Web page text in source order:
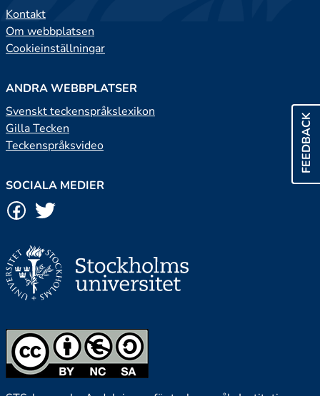
FEEDBACK
Kontakt
Om webbplatsen
Cookieinställningar
ANDRA WEBBPLATSER
Svenskt teckenspråkslexikon
Gilla Tecken
Teckenspråksvideo
SOCIALA MEDIER